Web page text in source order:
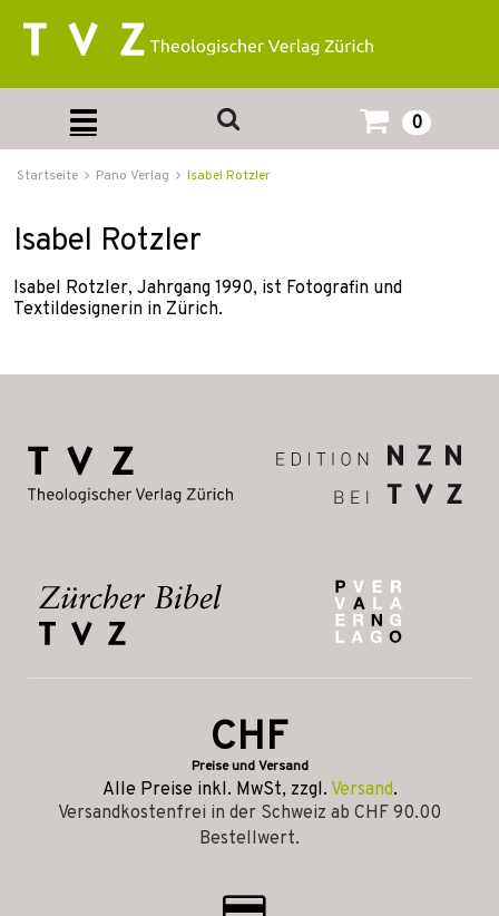
0
Startseite Pano Verlag Isabel Rotzler
Isabel Rotzler
Isabel Rotzler, Jahrgang 1990, ist Fotografin und
Textildesignerin in Zürich.
CHF
Preise und Versand
Alle Preise inkl. MwSt, zzgl. Versand.
Versandkostenfrei in der Schweiz ab CHF 90.00
Bestellwert.